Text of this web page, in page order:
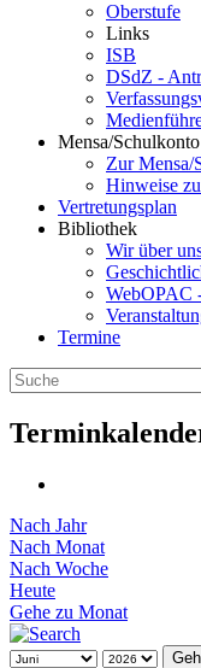
Oberstufe
Links
ISB
DSdZ -
Mensa/Schulkonto
Zur Mensa/
Hinweise
Vertretungsplan
Bibliothek
Wir über
WebOPAC
Termine
Nach Jahr
Nach Monat
Nach Woche
Heute
Gehe zu Monat